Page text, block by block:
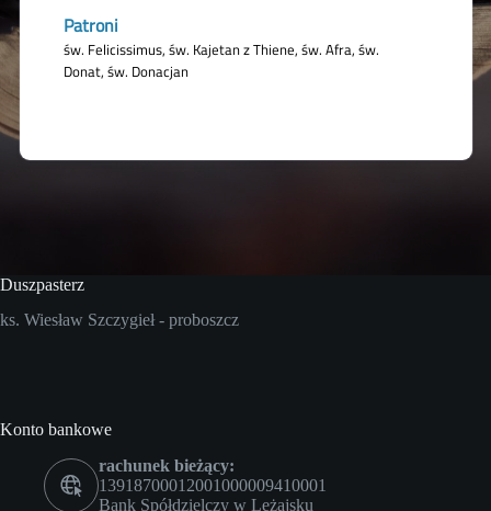
Duszpasterz
ks. Wiesław Szczygieł - proboszcz
Konto bankowe
rachunek bieżący:
13918700012001000009410001
Bank Spółdzielczy w Leżajsku